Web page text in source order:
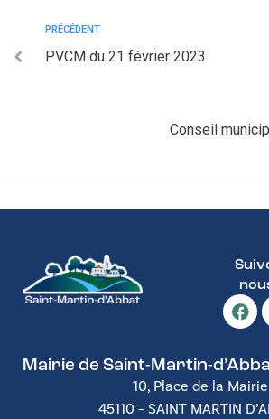
PRÉCÉDENT
PVCM du 21 février 2023
Conseil
Mairie de Saint-Martin-
10, Place de la Mairie
45110 – SAINT MARTIN